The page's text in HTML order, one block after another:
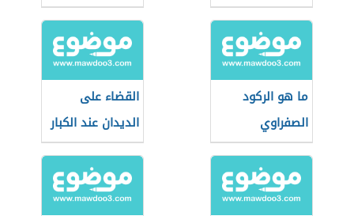
المعدة
ما هو الركود
الصفراوي
القضاء على
الديدان عند الكبار